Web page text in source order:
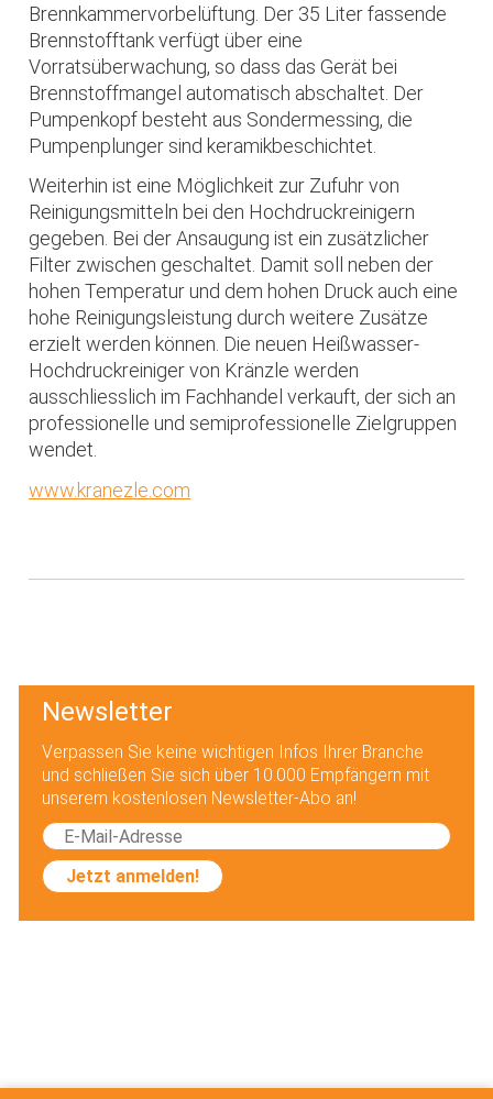
Brennkammervorbelüftung. Der 35 Liter fassende
Brennstofftank verfügt über eine
Vorratsüberwachung, so dass das Gerät bei
Brennstoffmangel automatisch abschaltet. Der
Pumpenkopf besteht aus Sondermessing, die
Pumpenplunger sind keramikbeschichtet.
Weiterhin ist eine Möglichkeit zur Zufuhr von
Reinigungsmitteln bei den Hochdruckreinigern
gegeben. Bei der Ansaugung ist ein zusätzlicher
Filter zwischen geschaltet. Damit soll neben der
hohen Temperatur und dem hohen Druck auch eine
hohe Reinigungsleistung durch weitere Zusätze
erzielt werden können. Die neuen Heißwasser-
Hochdruckreiniger von Kränzle werden
ausschliesslich im Fachhandel verkauft, der sich an
professionelle und semiprofessionelle Zielgruppen
wendet.
www.kranezle.com
Newsletter
Verpassen Sie keine wichtigen Infos Ihrer Branche
und schließen Sie sich über 10.000 Empfängern mit
unserem kostenlosen Newsletter-Abo an!
Jetzt anmelden!